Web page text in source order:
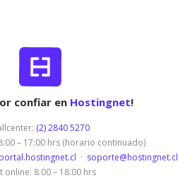
confiar en Hostingnet!
(2) 2840 5270
– 17:00 hrs (horario continuado)
· soporte@hostingnet.cl
online: 8:00 – 18:00 hrs